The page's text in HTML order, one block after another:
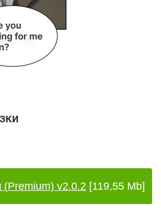
(Premium) v2.0.2 [119,55 Mb]